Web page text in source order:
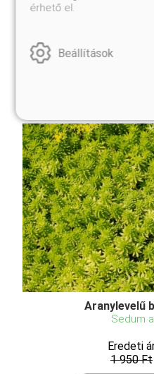
A Robosztus
Rendkívül szép
Aranylevelű
Sedum
Eredeti
1 950 Ft
érhető el.
Beállítások